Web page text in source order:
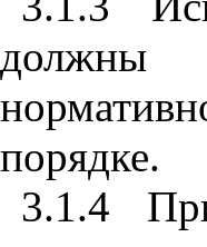
должны
порядке.
3.1.4